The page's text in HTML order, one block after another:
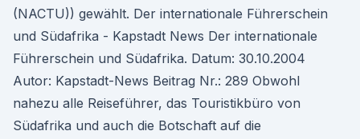
(NACTU)) gewählt. Der internationale Führerschein
und Südafrika - Kapstadt News Der internationale
Führerschein und Südafrika. Datum: 30.10.2004
Autor: Kapstadt-News Beitrag Nr.: 289 Obwohl
nahezu alle Reiseführer, das Touristikbüro von
Südafrika und auch die Botschaft auf die